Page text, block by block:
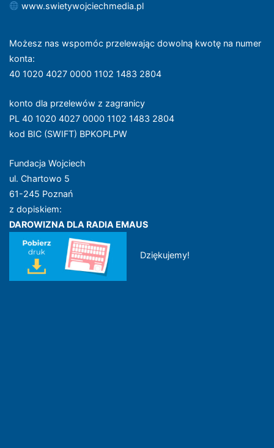
www.swietywojciechmedia.pl
Możesz nas wspomóc przelewając dowolną kwotę na numer
konta:
40 1020 4027 0000 1102 1483 2804
konto dla przelewów z zagranicy
PL 40 1020 4027 0000 1102 1483 2804
kod BIC (SWIFT) BPKOPLPW
Fundacja Wojciech
ul. Chartowo 5
61-245 Poznań
z dopiskiem:
DAROWIZNA DLA RADIA EMAUS
Dziękujemy!